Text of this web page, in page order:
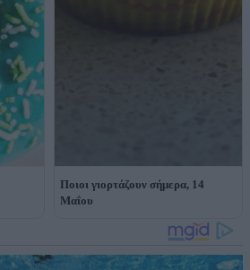
Ποιοι γιορτάζουν σήμερα, 14
Μαΐου